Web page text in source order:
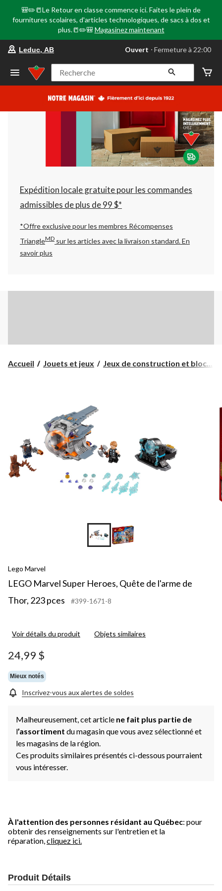
🎒✏️📒Le Retour en classe commence ici. Faites le plein de
fournitures scolaires, d'articles technologiques, de sacs à dos et
plus.📒✏️🎒 Magasinez maintenant
votre
préféré
Leduc,
AB,
courament
Fermeture
à
22:00
cliquer
pour
changer
Leduc, AB Ouvert ⋅ Fermeture à 22:00
Recherche
Expédition locale gratuite pour les commandes
admissibles de plus de 99 $*
*Offre exclusive pour les membres Récompenses
TriangleMD sur les articles avec la livraison standard.En
savoir plus
Accueil Jouets et jeux Jeux de construction et bloc...
Lego Marvel
LEGO Marvel Super Heroes, Quête de l'arme de
Thor, 223 pces
#399-1671-8
Voir détails du produit Objets similaires
24,99 $
Mieux notés
Inscrivez-vous aux alertes de soldes
Malheureusement, cet article ne fait plus partie de
l’assortiment du magasin que vous avez sélectionné et
les magasins de la région.
Ces produits similaires présentés ci-dessous pourraient
vous intéresser.
À l'attention des personnes résidant au Québec: pour
obtenir des renseignements sur l'entretien et la
réparation, cliquez ici.
Produit Détails